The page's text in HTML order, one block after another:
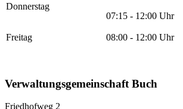
Donnerstag
07:15 - 12:00 Uhr
Freitag 08:00 - 12:00 Uhr
Verwaltungsgemeinschaft Buch
Friedhofweg 2